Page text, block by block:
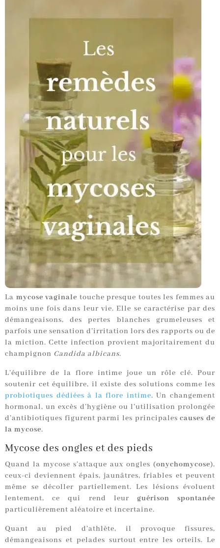
La mycose vaginale touche presque toutes les femmes au
moins une fois dans leur vie. Elle se caractérise par des
démangeaisons, des pertes blanches grumeleuses et
parfois une sensation d’irritation lors des rapports ou de
la miction. Cette infection provient majoritairement du
champignon Candida albicans.
L’équilibre de la flore intime joue un rôle clé. Pour
soutenir cet équilibre, il existe des solutions comme les
probiotiques dédiées à la flore intime. Un changement
hormonal, un excès d’hygiène ou l’utilisation prolongée
d’antibiotiques figurent parmi les principalescauses de
la mycose.
Mycose des ongles et des pieds
Quand la mycose s’attaque aux ongles (onychomycose),
ceux-ci deviennent épais, jaunâtres, friables et peuvent
même se décoller partiellement. Les lésions évoluent
lentement, ce qui rend leur guérison spontanée
particulièrement aléatoire et incertaine.
Quant au pied d’athlète, il provoque fissures,
démangeaisons et pelades surtout entre les orteils. Le